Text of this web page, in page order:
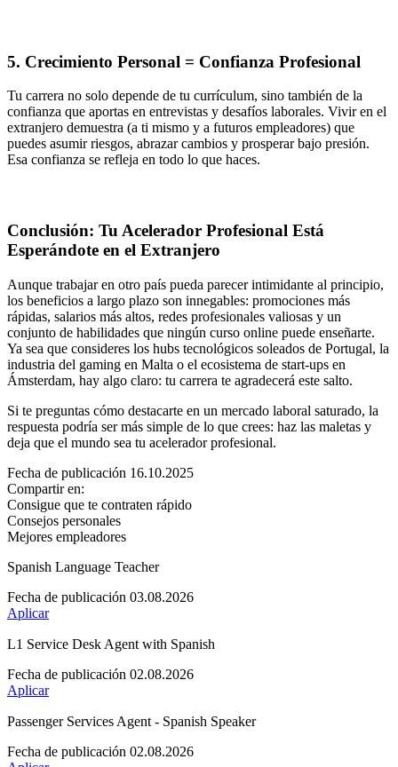
5. Crecimiento Personal = Confianza Profesional
Tu carrera no solo depende de tu currículum, sino también de la
confianza que aportas en entrevistas y desafíos laborales. Vivir en el
extranjero demuestra (a ti mismo y a futuros empleadores) que
puedes asumir riesgos, abrazar cambios y prosperar bajo presión.
Esa confianza se refleja en todo lo que haces.
Conclusión: Tu Acelerador Profesional Está
Esperándote en el Extranjero
Aunque trabajar en otro país pueda parecer intimidante al principio,
los beneficios a largo plazo son innegables: promociones más
rápidas, salarios más altos, redes profesionales valiosas y un
conjunto de habilidades que ningún curso online puede enseñarte.
Ya sea que consideres los hubs tecnológicos soleados de Portugal, la
industria del gaming en Malta o el ecosistema de start-ups en
Ámsterdam, hay algo claro: tu carrera te agradecerá este salto.
Si te preguntas cómo destacarte en un mercado laboral saturado, la
respuesta podría ser más simple de lo que crees: haz las maletas y
deja que el mundo sea tu acelerador profesional.
Fecha de publicación 16.10.2025
Compartir en:
Consigue que te contraten rápido
Consejos personales
Mejores empleadores
Spanish Language Teacher
Fecha de publicación 03.08.2026
Aplicar
L1 Service Desk Agent with Spanish
Fecha de publicación 02.08.2026
Aplicar
Passenger Services Agent - Spanish Speaker
Fecha de publicación 02.08.2026